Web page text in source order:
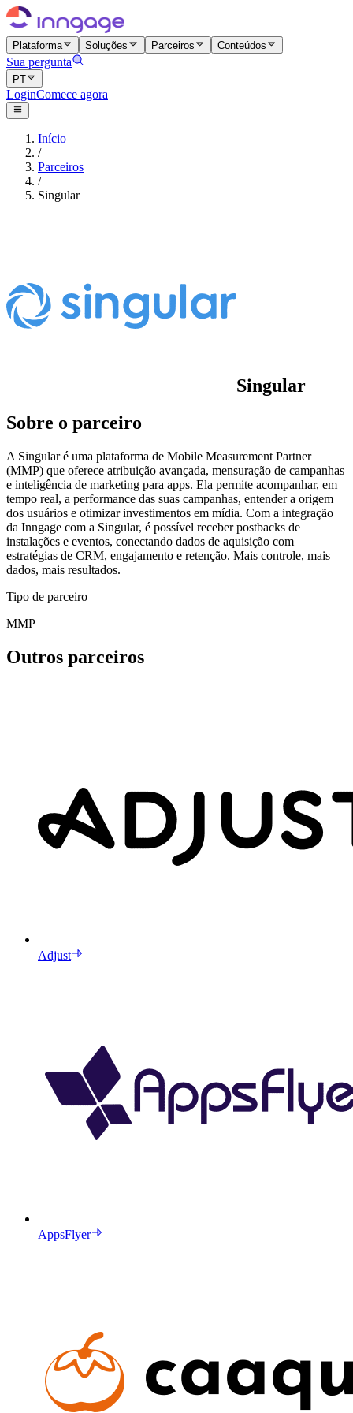
Plataforma Soluções Parceiros Conteúdos
Sua pergunta
PT
LoginComece agora
Início
/
Parceiros
/
Singular
Singular
Sobre o parceiro
A Singular é uma plataforma de Mobile Measurement Partner
(MMP) que oferece atribuição avançada, mensuração de campanhas
e inteligência de marketing para apps. Ela permite acompanhar, em
tempo real, a performance das suas campanhas, entender a origem
dos usuários e otimizar investimentos em mídia. Com a integração
da Inngage com a Singular, é possível receber postbacks de
instalações e eventos, conectando dados de aquisição com
estratégias de CRM, engajamento e retenção. Mais controle, mais
dados, mais resultados.
Tipo de parceiro
MMP
Outros parceiros
Adjust
AppsFlyer